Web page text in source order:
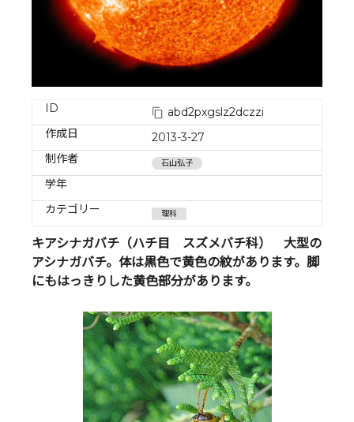
ID
abd2pxgslz2dczzi
作成日
2013-3-27
制作者
石山弘子
学年
カテゴリー
理科
キアシナガバチ（ハチ目 スズメバチ科） 大型の
アシナガバチ。体は黒色で黄色の紋があります。脚
にもはっきりした黄色部分があります。